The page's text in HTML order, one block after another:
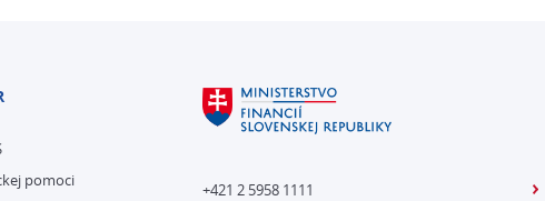
pomoci
+421 2 5958 1111